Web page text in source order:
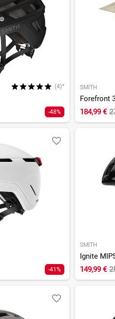
(4)*
-48%
SMITH
Forefront
184,99 €
-41%
SMITH
Ignite
149,99 €